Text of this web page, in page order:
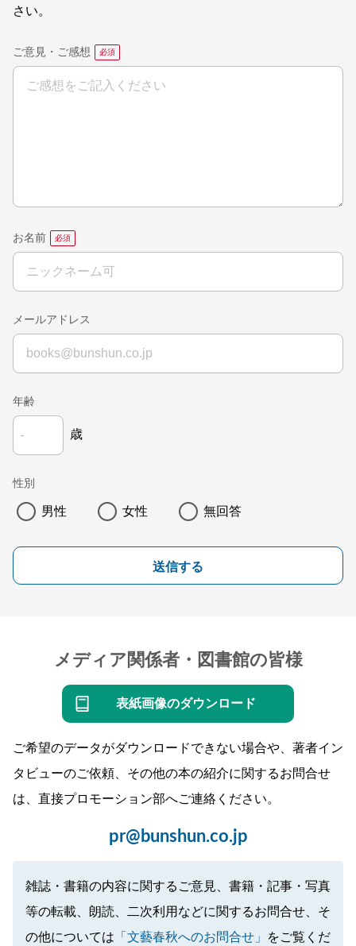
さい。
ご意見・ご感想
お名前
メールアドレス
年齢
歳
性別
男性 女性 無回答
送信する
メディア関係者・図書館の皆様
表紙画像のダウンロード
ご希望のデータがダウンロードできない場合や、著者イン
タビューのご依頼、その他の本の紹介に関するお問合せ
は、直接プロモーション部へご連絡ください。
pr@bunshun.co.jp
雑誌・書籍の内容に関するご意見、書籍・記事・写真
等の転載、朗読、二次利用などに関するお問合せ、そ
の他については 「文藝春秋へのお問合せ」 をご覧くだ